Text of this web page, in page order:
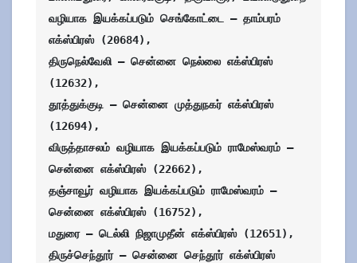
வழியாக இயக்கப்படும் செங்கோட்டை – தாம்பரம்
எக்ஸ்பிரஸ் (20684),
திருநெல்வேலி – சென்னை நெல்லை எக்ஸ்பிரஸ்
(12632),
தூத்துக்குடி – சென்னை முத்துநகர் எக்ஸ்பிரஸ்
(12694),
விருத்தாசலம் வழியாக இயக்கப்படும் ராமேஸ்வரம் –
சென்னை எக்ஸ்பிரஸ் (22662),
தஞ்சாவூர் வழியாக இயக்கப்படும் ராமேஸ்வரம் –
சென்னை எக்ஸ்பிரஸ் (16752),
மதுரை – டெல்லி நிஜாமுதீன் எக்ஸ்பிரஸ் (12651),
திருச்செந்தூர் – சென்னை செந்தூர் எக்ஸ்பிரஸ்